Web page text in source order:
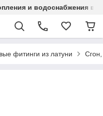
и водоснабжения в
фитинги из латуни